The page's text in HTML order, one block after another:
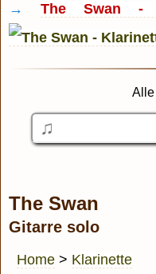
→ The Swan -
Alle
The Swan
Gitarre solo
Home > Klarinette